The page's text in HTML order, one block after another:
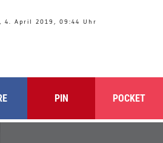
4. April 2019, 09:44 Uhr
PIN POCKET